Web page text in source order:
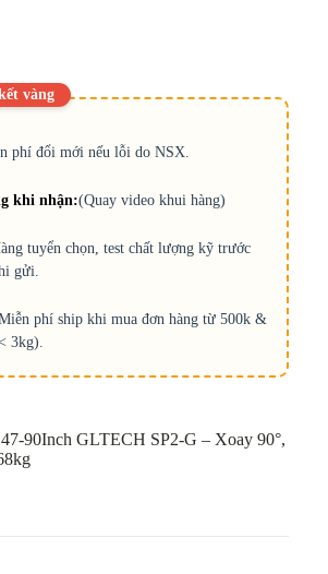
vàng
phí đổi mới nếu lỗi do NSX.
khi nhận:(Quay video khui hàng)
tuyển chọn, test chất lượng kỹ trước
gửi.
phí ship khi mua đơn hàng từ 500k &
3kg).
90Inch GLTECH SP2-G – Xoay 90°,